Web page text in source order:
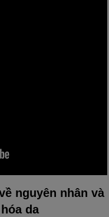
nguyên nhân và
da